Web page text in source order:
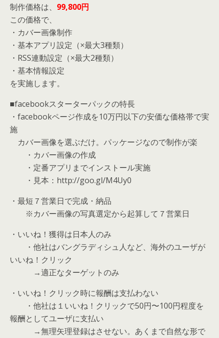
制作価格は、 99,800円
この価格で、
・カバー画像制作
・基本アプリ設定（×最大3種類）
・RSS連動設定（×最大2種類）
・基本情報設定
を実施します。
■facebookスターターパックの特長
・facebookページ作成を10万円以下の安価な価格帯で実
施
カバー画像を選ぶだけ。パッケージなので制作が楽
・カバー画像の作成
・定番アプリまでインストール実施
・見本：http://goo.gl/M4Uy0
・最短７営業日で完成・納品
※カバー画像の写真選定から起算して７営業日
・いいね！獲得は日本人のみ
・他社はバングラディシュ人など、海外のユーザが
いいね！クリック
→適正なターゲットのみ
・いいね！クリック時に報酬は支払わない
・他社は１いいね！クリックで50円〜100円程度を
報酬としてユーザに支払い
→無理矢理登録はさせない。あくまで自然な形で